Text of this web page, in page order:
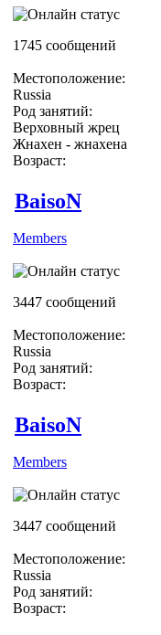
1745 сообщений
Местоположение:
Russia
Род занятий:
Верховный жрец
Жнахен - жнахена
Возраст:
BaisoN
Members
3447 сообщений
Местоположение:
Russia
Род занятий:
Возраст:
BaisoN
Members
3447 сообщений
Местоположение:
Russia
Род занятий:
Возраст: